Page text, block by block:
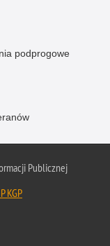
podprogowe
Publicznej
KGP